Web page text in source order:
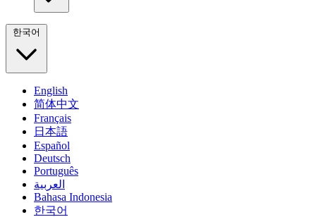
한국어
English
简体中文
Français
日本語
Español
Deutsch
Português
العربية
Bahasa Indonesia
한국어